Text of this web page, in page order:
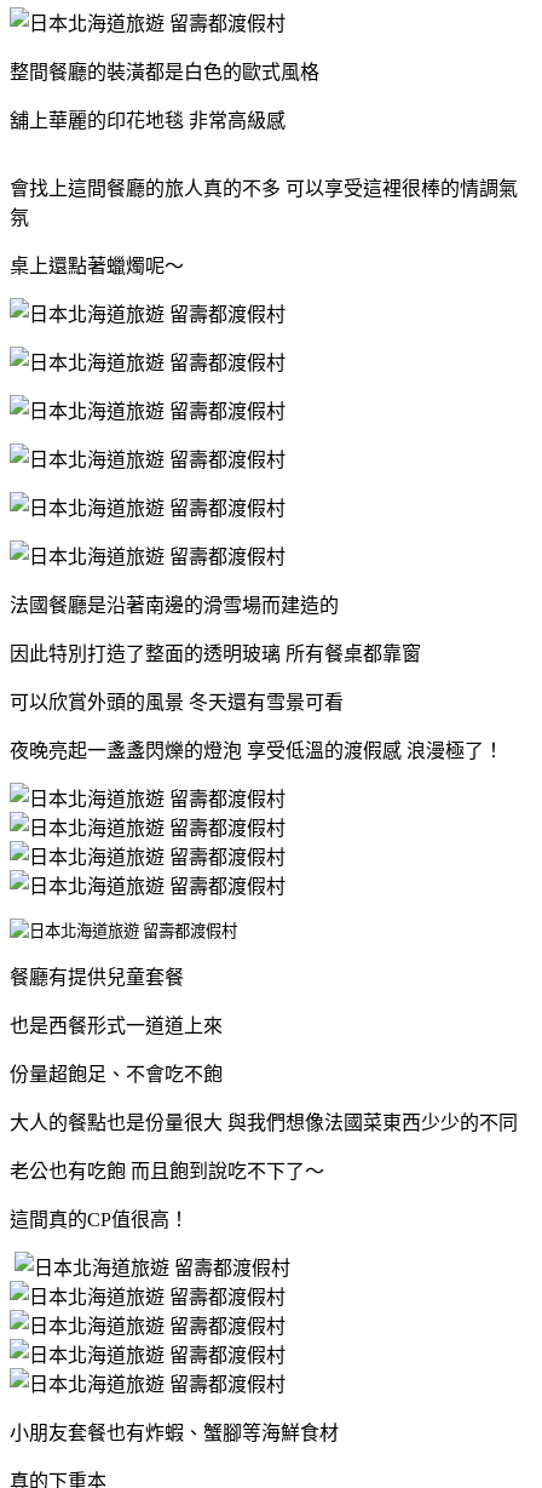
整間餐廳的裝潢都是白色的歐式風格
舖上華麗的印花地毯 非常高級感
會找上這間餐廳的旅人真的不多 可以享受這裡很棒的情調氣
氛
桌上還點著蠟燭呢～
法國餐廳是沿著南邊的滑雪場而建造的
因此特別打造了整面的透明玻璃 所有餐桌都靠窗
可以欣賞外頭的風景 冬天還有雪景可看
夜晚亮起一盞盞閃爍的燈泡 享受低溫的渡假感 浪漫極了！
餐廳有提供兒童套餐
也是西餐形式一道道上來
份量超飽足、不會吃不飽
大人的餐點也是份量很大 與我們想像法國菜東西少少的不同
老公也有吃飽 而且飽到說吃不下了～
這間真的CP值很高！
小朋友套餐也有炸蝦、蟹腳等海鮮食材
真的下重本